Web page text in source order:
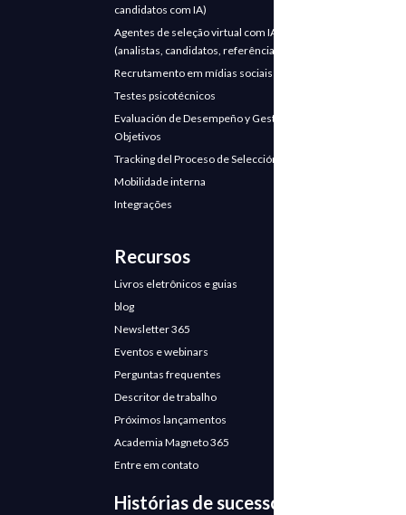
candidatos com IA)
Agentes de seleção virtual com IA
(analistas, candidatos, referências)
Recrutamento em mídias sociais
Testes psicotécnicos
Evaluación de Desempeño y Gestión de
Objetivos
Tracking del Proceso de Selección
Mobilidade interna
Integrações
Recursos
Livros eletrônicos e guias
blog
Newsletter 365
Eventos e webinars
Perguntas frequentes
Descritor de trabalho
Próximos lançamentos
Academia Magneto 365
Entre em contato
Histórias de sucesso